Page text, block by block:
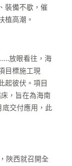
裝備不歇，催
植高潮。
放眼看往，海
目標施工現
起彼伏。項目
，旨在為海南
底交付應用，此
陜西就召開全